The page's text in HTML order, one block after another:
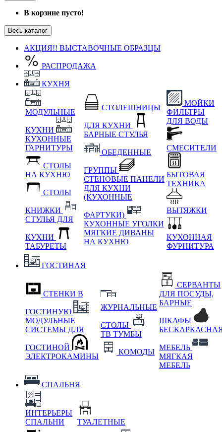
В корзине пусто!
Весь каталог
АКЦИЯ!! ВЫСТАВОЧНЫЕ ОБРАЗЦЫ
РАСПРОДАЖА
КУХНЯ
МОДУЛЬНЫЕ
КУХНИ
КУХОННЫЕ
ГАРНИТУРЫ
СТОЛЫ
НА КУХНЮ
СТОЛЫ
КНИЖКИ
СТУЛЬЯ ДЛЯ
КУХНИ
ТАБУРЕТЫ
СТОЛЕШНИЦЫ
ДЛЯ КУХНИ
БАРНЫЕ СТУЛЬЯ
ОБЕДЕННЫЕ
ГРУППЫ
СТЕНОВЫЕ ПАНЕЛИ
ДЛЯ КУХНИ
(КУХОННЫЕ
ФАРТУКИ)
КУХОННЫЕ УГОЛКИ
МЯГКИЕ ДИВАНЫ
НА КУХНЮ
МОЙКИ
ФИЛЬТРЫ
ДЛЯ ВОДЫ
СМЕСИТЕЛИ
БЫТОВАЯ
ТЕХНИКА
ВЫТЯЖКИ
КУХОННАЯ
ФУРНИТУРА
ГОСТИНАЯ
СТЕНКИ В
ГОСТИНУЮ
МОДУЛЬНЫЕ
СИСТЕМЫ ДЛЯ
ГОСТИНОЙ
ЭЛЕКТРОКАМИНЫ
ЖУРНАЛЬНЫЕ
СТОЛЫ
ТВ ТУМБЫ
КОМОДЫ
СЕРВАНТЫ
ДЛЯ ПОСУДЫ,
БАРНЫЕ
ШКАФЫ
МЕБЕЛЬ
МЯГКАЯ
МЕБЕЛЬ
СПАЛЬНЯ
ИНТЕРЬЕРЫ
СПАЛЬНИ
ТУАЛЕТНЫЕ